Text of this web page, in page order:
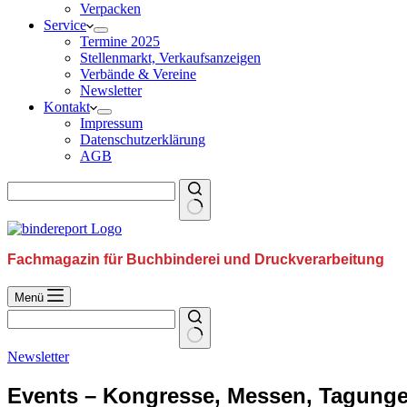
Verpacken
Service
Termine 2025
Stellenmarkt, Verkaufsanzeigen
Verbände & Vereine
Newsletter
Kontakt
Impressum
Datenschutzerklärung
AGB
Fachmagazin für Buchbinderei und Druckverarbeitung
Menü
Newsletter
Events – Kongresse, Messen,